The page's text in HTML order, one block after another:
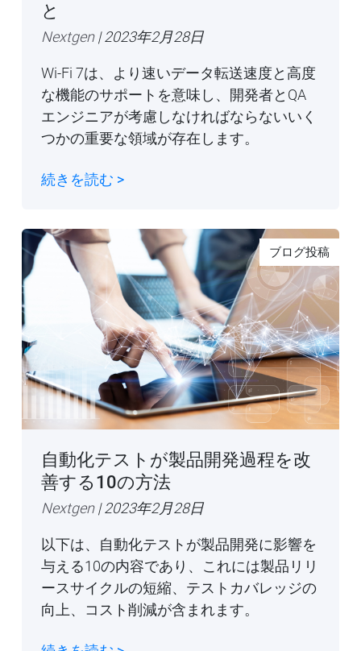
と
Nextgen| 2023年2月28日
Wi-Fi 7は、より速いデータ転送速度と高度
な機能のサポートを意味し、開発者とQA
エンジニアが考慮しなければならないいく
つかの重要な領域が存在します。
続きを読む >
ブログ投稿
自動化テストが製品開発過程を改
善する10の方法
Nextgen| 2023年2月28日
以下は、自動化テストが製品開発に影響を
与える10の内容であり、これには製品リリ
ースサイクルの短縮、テストカバレッジの
向上、コスト削減が含まれます。